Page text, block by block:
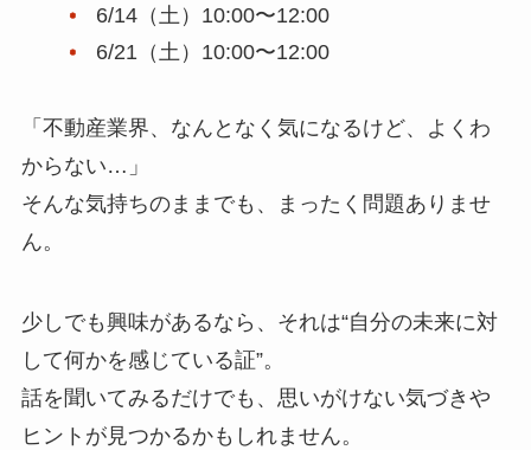
6/14（土）10:00〜12:00
6/21（土）10:00〜12:00
「不動産業界、なんとなく気になるけど、よくわ
からない…」
そんな気持ちのままでも、まったく問題ありませ
ん。
少しでも興味があるなら、それは“自分の未来に対
して何かを感じている証”。
話を聞いてみるだけでも、思いがけない気づきや
ヒントが見つかるかもしれません。